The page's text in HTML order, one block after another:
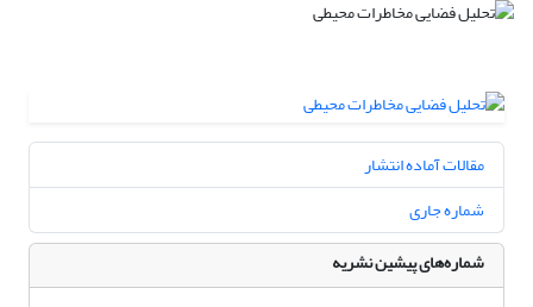
مقالات آماده انتشار
شماره جاری
شماره‌های پیشین نشریه